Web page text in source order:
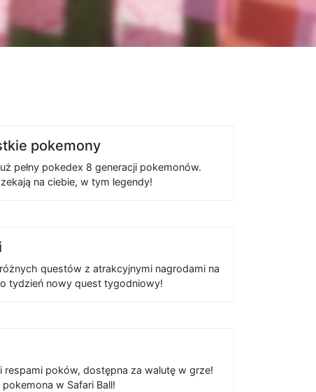
pokemony
pełny pokedex 8 generacji pokemonów.
na ciebie, w tym legendy!
questów z atrakcyjnymi nagrodami na
tydzień nowy quest tygodniowy!
respami poków, dostępna za walutę w grze!
w Safari Ball!